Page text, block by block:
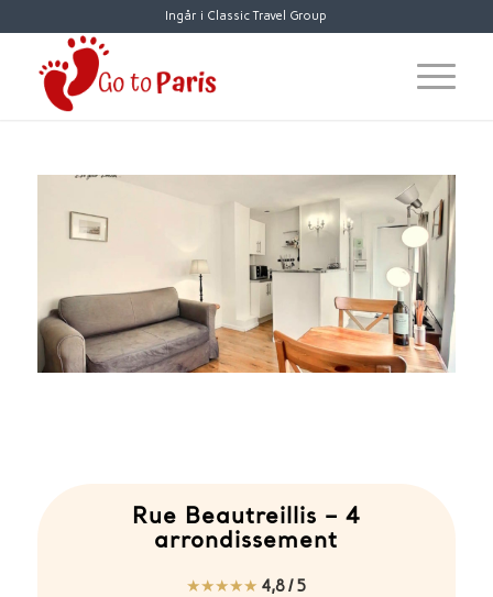
Ingår i Classic Travel Group
Rue Beautreillis – 4
arrondissement
★★★★★ 4,8 / 5